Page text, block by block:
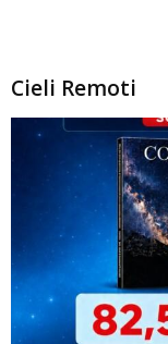
Cieli Remoti